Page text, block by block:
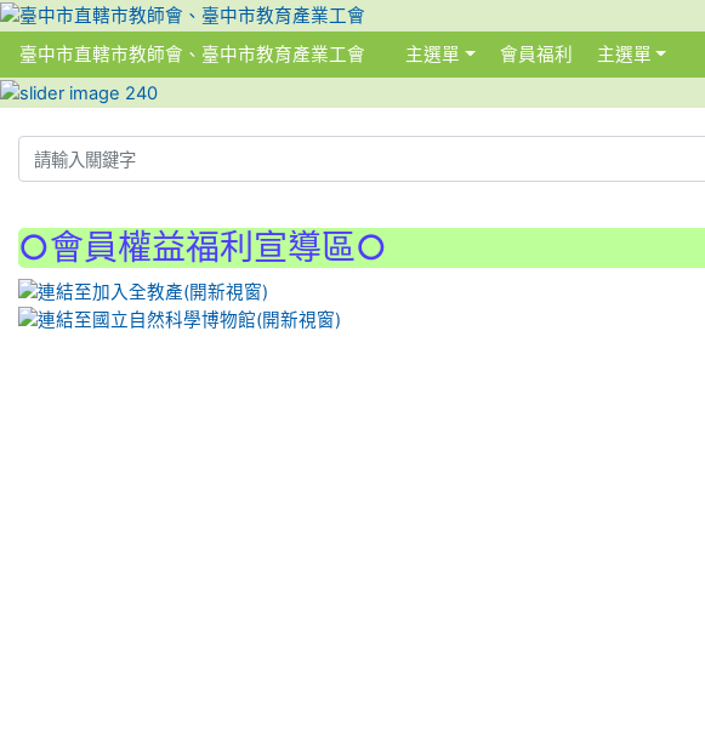
臺中市直轄市教師會、臺中市教育產業工會 主選單 會員福利 主選單
○會員權益福利宣導區○